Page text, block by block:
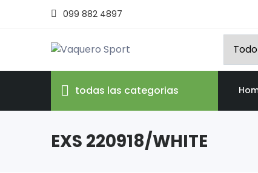
099 882 4897
todas las categorias
EXS 220918/WHITE